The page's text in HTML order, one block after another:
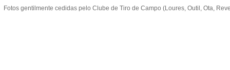
Fotos gentilmente cedidas pelo Clube de Tiro de Campo (Loures, Outil, Ota,